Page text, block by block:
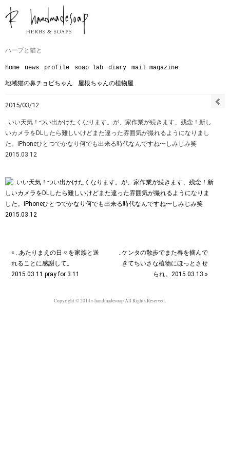
ハーブと猫と
home news profile soap lab diary mail magazine
地域猫の鼻チョビちゃん 屋根ちゃんの植物屋
2015/03/12
‥いい天気！つい出かけたくなります。が、家作業が続きます、残念！新し
いカメラをDLしたら難しいけどまた違った雰囲気が撮れるようになりまし
た。iPhoneひとつでかなり何でも出来る時代なんですね〜しみじみ笑
2015.03.12
« ‥あたりまえの日々を家族と送
れることに感謝して。
2015.03.11 pray for 3.11
‥ケンタの散歩でまた春を摘んで
きてちいさな植物にほっとさせ
られ。2015.03.13 »
Copyright © 2014 r-handmadesoap All Rights Reserved.